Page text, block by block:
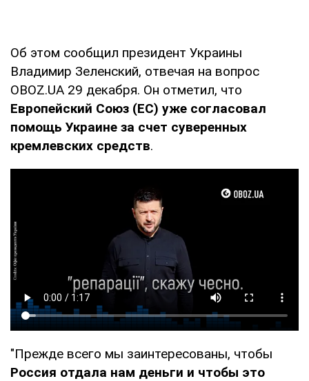
Об этом сообщил президент Украины
Владимир Зеленский, отвечая на вопрос
OBOZ.UA 29 декабря. Он отметил, что
Европейский Союз (ЕС) уже согласовал
помощь Украине за счет суверенных
кремлевских средств.
"Прежде всего мы заинтересованы, чтобы
Россия отдала нам деньги и чтобы это